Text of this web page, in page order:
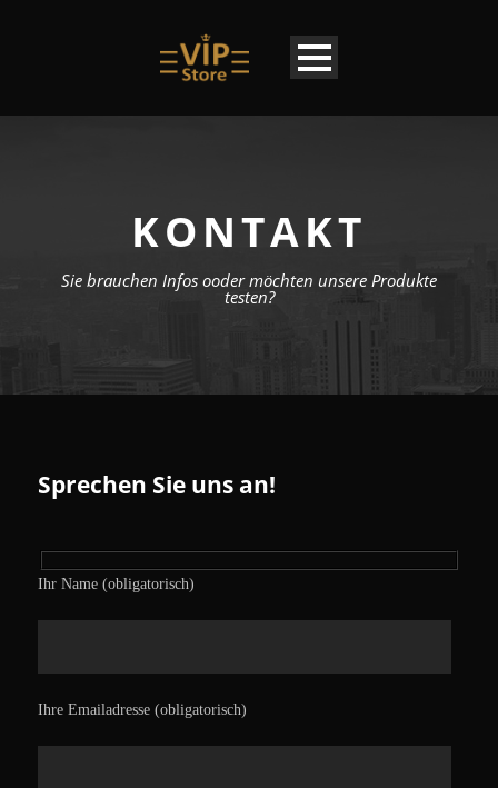
DE
KONTAKT
Sie brauchen Infos ooder möchten unsere Produkte
testen?
Sprechen Sie uns an!
Ihr Name (obligatorisch)
Ihre Emailadresse (obligatorisch)